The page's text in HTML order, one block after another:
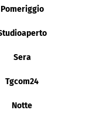
Pomeriggio
Sera
Tgcom24
Notte